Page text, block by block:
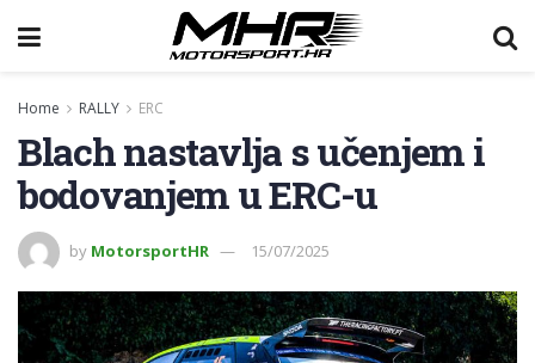
Home RALLY ERC
Blach nastavlja s učenjem i
bodovanjem u ERC-u
by MotorsportHR 15/07/2025